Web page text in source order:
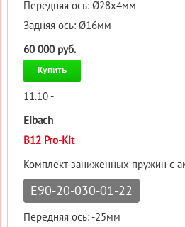
Передняя ось: Ø28x4мм
Задняя ось: Ø16мм
60 000 руб.
Купить
11.10 -
Eibach
B12 Pro-Kit
Комплект заниженных пружин с
E90-20-030-01-22
Передняя ось: -25мм